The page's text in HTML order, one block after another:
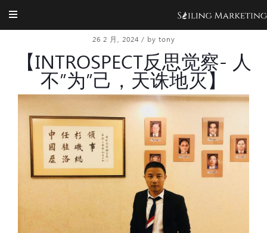
26 2 月, 2024 / by tony
【INTROSPECT反思觉察- 人
不”为”己，天诛地灭】